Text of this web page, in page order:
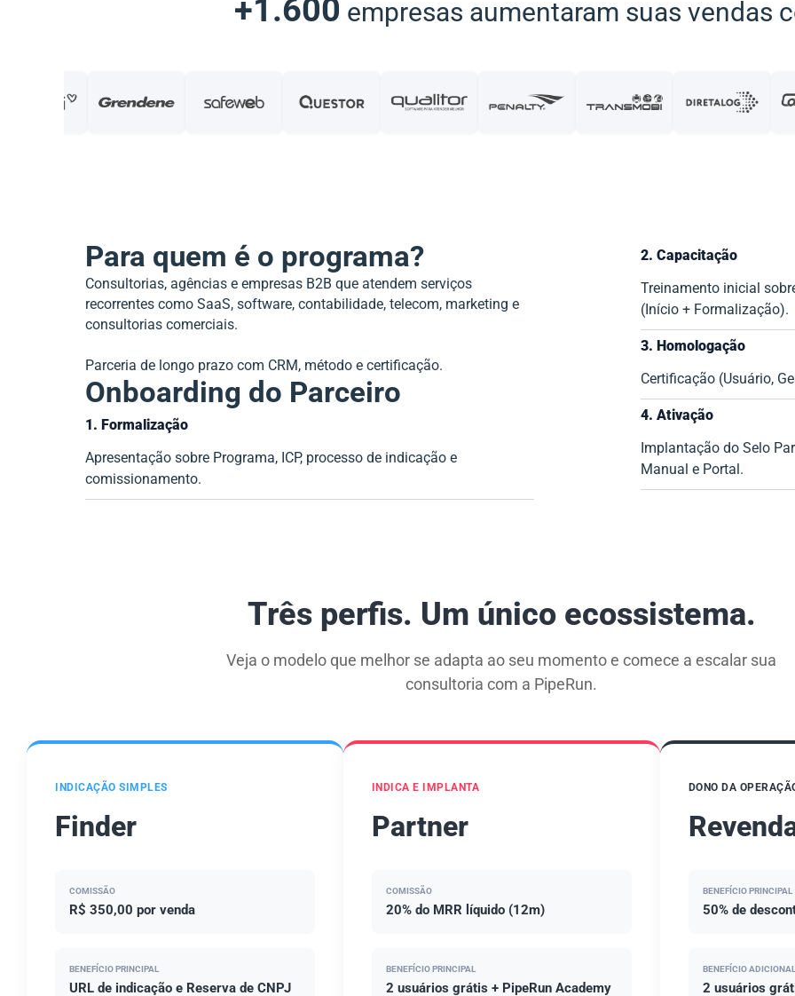
+1.600 empresas aumentaram suas vendas
Para quem é o programa?
Consultorias, agências e empresas B2B que atendem serviços
recorrentes como SaaS, software, contabilidade, telecom, marketing e
consultorias comerciais.
Parceria de longo prazo com CRM, método e certificação.
Onboarding do Parceiro
1. Formalização
Apresentação sobre Programa, ICP, processo de indicação e
comissionamento.
2. Capacitação
Treinamento inicial
(Início + Formalização).
3. Homologação
Certificação (Usuário,
4. Ativação
Implantação do Selo
Manual e Portal.
Três perfis. Um único ecossistema.
Veja o modelo que melhor se adapta ao seu momento e comece a escalar sua
consultoria com a PipeRun.
INDICAÇÃO SIMPLES
Finder
COMISSÃO
R$ 350,00 por venda
BENEFÍCIO PRINCIPAL
URL de indicação e Reserva de CNPJ
INDICA E IMPLANTA
Partner
COMISSÃO
20% do MRR líquido (12m)
BENEFÍCIO PRINCIPAL
2 usuários grátis + PipeRun Academy
DONO DA
BENEFÍCIO PRINCIPAL
50% de
BENEFÍCIO ADICIONAL
2 usuários